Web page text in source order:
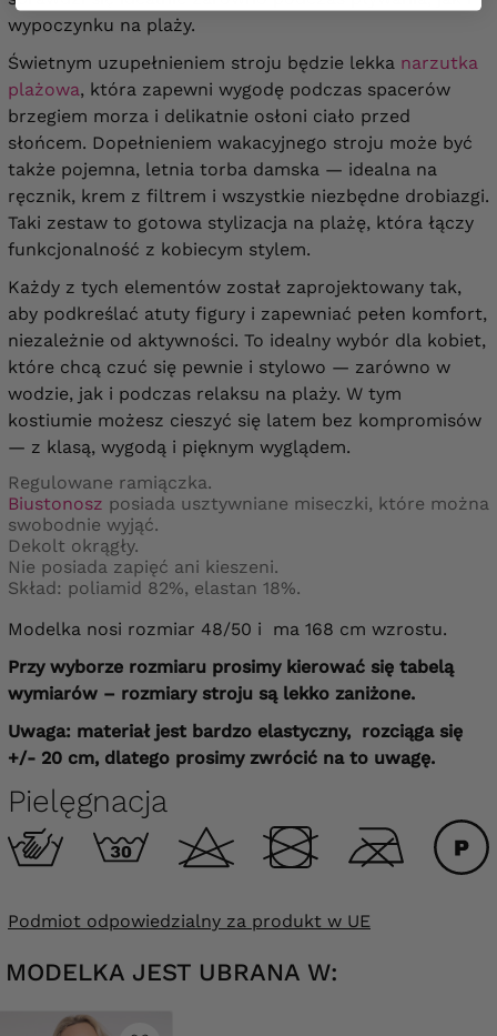
wypoczynku na plaży.
Świetnym uzupełnieniem stroju będzie lekka narzutka
plażowa, która zapewni wygodę podczas spacerów
brzegiem morza i delikatnie osłoni ciało przed
słońcem. Dopełnieniem wakacyjnego stroju może być
także pojemna, letnia torba damska — idealna na
ręcznik, krem z filtrem i wszystkie niezbędne drobiazgi.
Taki zestaw to gotowa stylizacja na plażę, która łączy
funkcjonalność z kobiecym stylem.
Każdy z tych elementów został zaprojektowany tak,
aby podkreślać atuty figury i zapewniać pełen komfort,
niezależnie od aktywności. To idealny wybór dla kobiet,
które chcą czuć się pewnie i stylowo — zarówno w
wodzie, jak i podczas relaksu na plaży. W tym
kostiumie możesz cieszyć się latem bez kompromisów
— z klasą, wygodą i pięknym wyglądem.
Regulowane ramiączka.
Biustonosz posiada usztywniane miseczki, które można
swobodnie wyjąć.
Dekolt okrągły.
Nie posiada zapięć ani kieszeni.
Skład: poliamid 82%, elastan 18%.
Modelka nosi rozmiar 48/50 i ma 168 cm wzrostu.
Przy wyborze rozmiaru prosimy kierować się tabelą
wymiarów – rozmiary stroju są lekko zaniżone.
Uwaga: materiał jest bardzo elastyczny, rozciąga się
+/- 20 cm, dlatego prosimy zwrócić na to uwagę.
Pielęgnacja
Podmiot odpowiedzialny za produkt w UE
MODELKA JEST UBRANA W: